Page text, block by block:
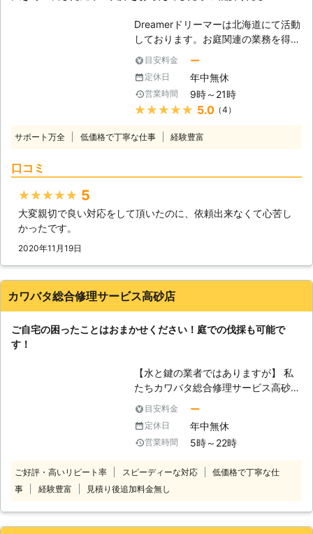
見て、お客様に寄り添ったサービスを
おこないます。 当店でできることな
ら何でも対応するので、まずはお電話
からお問い合わせください。現地調査
も無料でおこなっています。
ます。 ・作業が難しい場所でも対応
いたします。 高くて手の届かない場
所や、危険な場所などでも大丈夫で
んな場所でも作業いたします。 ・現
地調査や見積りは無料です。 伐採110
番では分かりやすい料金設定でお見積
後に追加料金が発生することはありま
Dreamerドリーマーは北海道にて活動
しております。お庭関連の業務を得意
としており、雑草の草刈りから庭木の
伐採まで幅広く対応可能です。庭木の
伐採はあまり機会がないかもしれませ
んが、その分、近隣への配慮や安全作
業の徹底が重要となります。例え、庭
をつけなければ作業中に思わぬ方向に
となるとき】 庭木を植えるのは人そ
期入院、施設への入居などで管理でき
なくなってしまった。家や土地を売却
らない、などです。きちんと管理する
ます。近隣トラブルを防止するためと
思って、前向きに伐採を検討すること
も大事です。庭木の大きさ、太さにも
よりますが、伐採作業には時間がかか
ることもありますので、計画的にご検
討ください。
目安料金 ー
定休日 年中無休
営業時間 9時～21時
★★★★★ 5.0（4）
サポート万全 低価格で丁寧な仕事 経験豊富
口コミ
★★★★★ 5
大変親切で良い対応をして頂いたのに、依頼出来なくて心苦し
かったです。
2020年11月19日
カワバタ総合修理サービス高砂店
ご自宅の困ったことはおまかせください！庭での伐採も可能で
す！
【水と鍵の業者ではありますが】 私
たちカワバタ総合修理サービス高砂店
はトイレの詰まりや鍵開けなどを取り
扱ってきました。しかし、これら以外
にもできることは多数あるのです。伐
採はその中の1つとして皆さまにご利
い庭木がありましたら、ぜひとも私た
ちに伐採をおまかせください。得意な
目安料金 ー
定休日 年中無休
営業時間 5時～22時
ご好評・高いリピート率 スピーディーな対応
低価格で丁寧な仕
事
経験豊富 見積り後追加料金無し